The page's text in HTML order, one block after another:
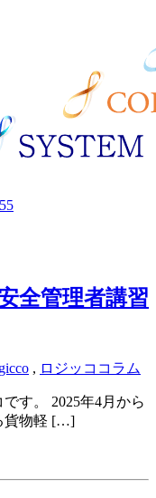
全管理者講習
, ロジッココラム
す。 2025年4月から
貨物軽 […]